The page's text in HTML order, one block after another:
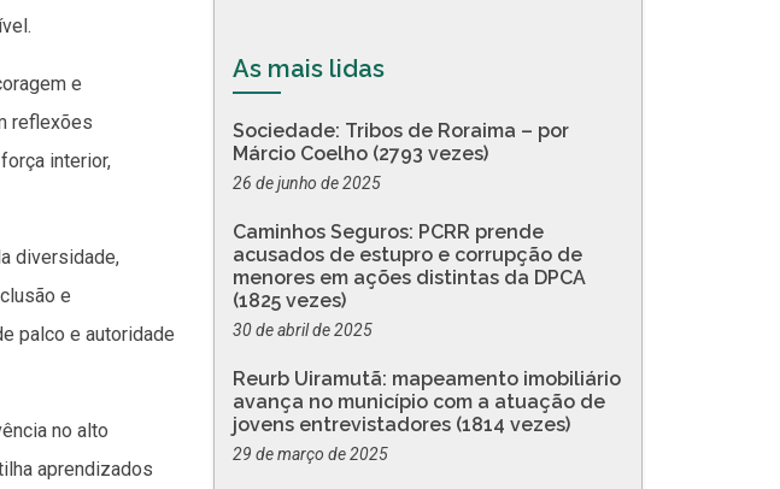
e
reflexões
interior,
diversidade,
e
palco e autoridade
no alto
aprendizados
As mais lidas
Sociedade: Tribos de Roraima – por
Márcio Coelho (2793 vezes)
26 de junho de 2025
Caminhos Seguros: PCRR prende
acusados de estupro e corrupção de
menores em ações distintas da DPCA
(1825 vezes)
30 de abril de 2025
Reurb Uiramutã: mapeamento imobiliário
avança no município com a atuação de
jovens entrevistadores (1814 vezes)
29 de março de 2025